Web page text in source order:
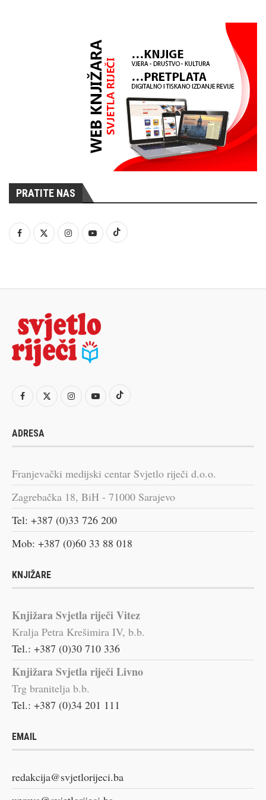
PRATITE NAS
ADRESA
Franjevački medijski centar Svjetlo riječi d.o.o.
Zagrebačka 18, BiH - 71000 Sarajevo
Tel: +387 (0)33 726 200
Mob: +387 (0)60 33 88 018
KNJIŽARE
Knjižara Svjetla riječi Vitez
Kralja Petra Krešimira IV, b.b.
Tel.: +387 (0)30 710 336
Knjižara Svjetla riječi Livno
Trg branitelja b.b.
Tel.: +387 (0)34 201 111
EMAIL
redakcija@svjetlorijeci.ba